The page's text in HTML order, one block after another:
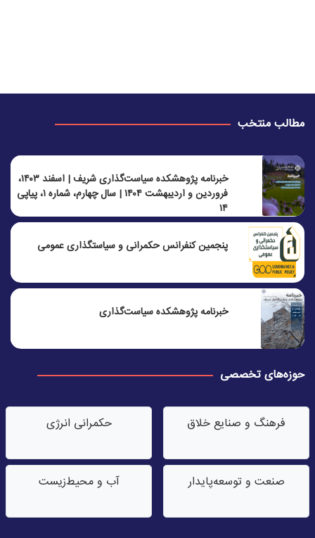
مطالب منتخب
خبرنامه پژوهشکده سیاست‌گذاری شریف | اسفند ۱۴۰۳،
فروردین و اردیبهشت ۱۴۰۴ | سال چهارم، شماره ۱، پیاپی
۱۴
پنجمين كنفرانس حكمرانی و سياستگذاری عمومی
خبرنامه پژوهشکده سیاست‌گذاری
حوزه‌های تخصصی
فرهنگ و صنایع خلاق حکمرانی انرژی
صنعت‌ و توسعه‌پایدار آب‌ و محیط‌زیست